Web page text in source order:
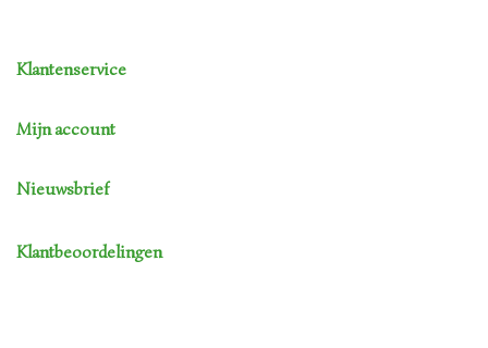
Klantenservice
Mijn account
Nieuwsbrief
Klantbeoordelingen